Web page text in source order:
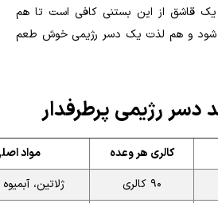
یک قاشق از این بستنی کافی است تا هم
شود و هم لذت یک دسر رژیمی خوش طعم
دسر رژیمی پرطرفدار
کالری هر وعده
مواد
۹۰ کالری
ژلاتین،